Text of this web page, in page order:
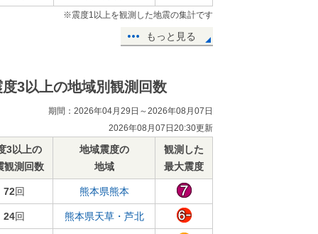
※震度1以上を観測した地震の集計です
もっと見る
度3以上の地域別観測回数
期間：2026年04月29日～2026年08月07日
2026年08月07日20:30更新
3以上の
観測回数
地域震度の
地域
観測した
最大震度
72回 熊本県熊本
24回 熊本県天草・芦北